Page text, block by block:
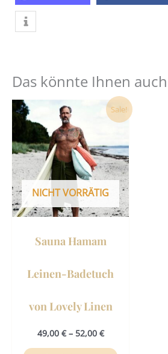
Das könnte Ihnen
Sale!
NICHT VORRÄTIG
Sauna Hamam
Leinen-Badetuch
von Lovely Linen
49,00 €– 52,00 €
Dieses
Produkt
mehrere
Varianten
auf.
Die
Optionen